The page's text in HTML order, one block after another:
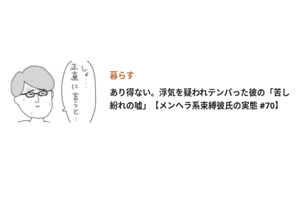
暮らす
あり得ない。浮気を疑われテンパった彼の「苦し
紛れの嘘」【メンヘラ系束縛彼氏の実態 #70】